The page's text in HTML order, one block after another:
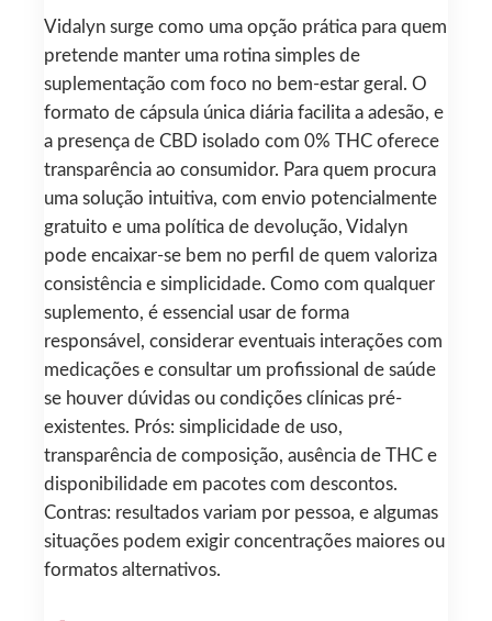
Vidalyn surge como uma opção prática para quem
pretende manter uma rotina simples de
suplementação com foco no bem-estar geral. O
formato de cápsula única diária facilita a adesão, e
a presença de CBD isolado com 0% THC oferece
transparência ao consumidor. Para quem procura
uma solução intuitiva, com envio potencialmente
gratuito e uma política de devolução, Vidalyn
pode encaixar-se bem no perfil de quem valoriza
consistência e simplicidade. Como com qualquer
suplemento, é essencial usar de forma
responsável, considerar eventuais interações com
medicações e consultar um profissional de saúde
se houver dúvidas ou condições clínicas pré-
existentes. Prós: simplicidade de uso,
transparência de composição, ausência de THC e
disponibilidade em pacotes com descontos.
Contras: resultados variam por pessoa, e algumas
situações podem exigir concentrações maiores ou
formatos alternativos.